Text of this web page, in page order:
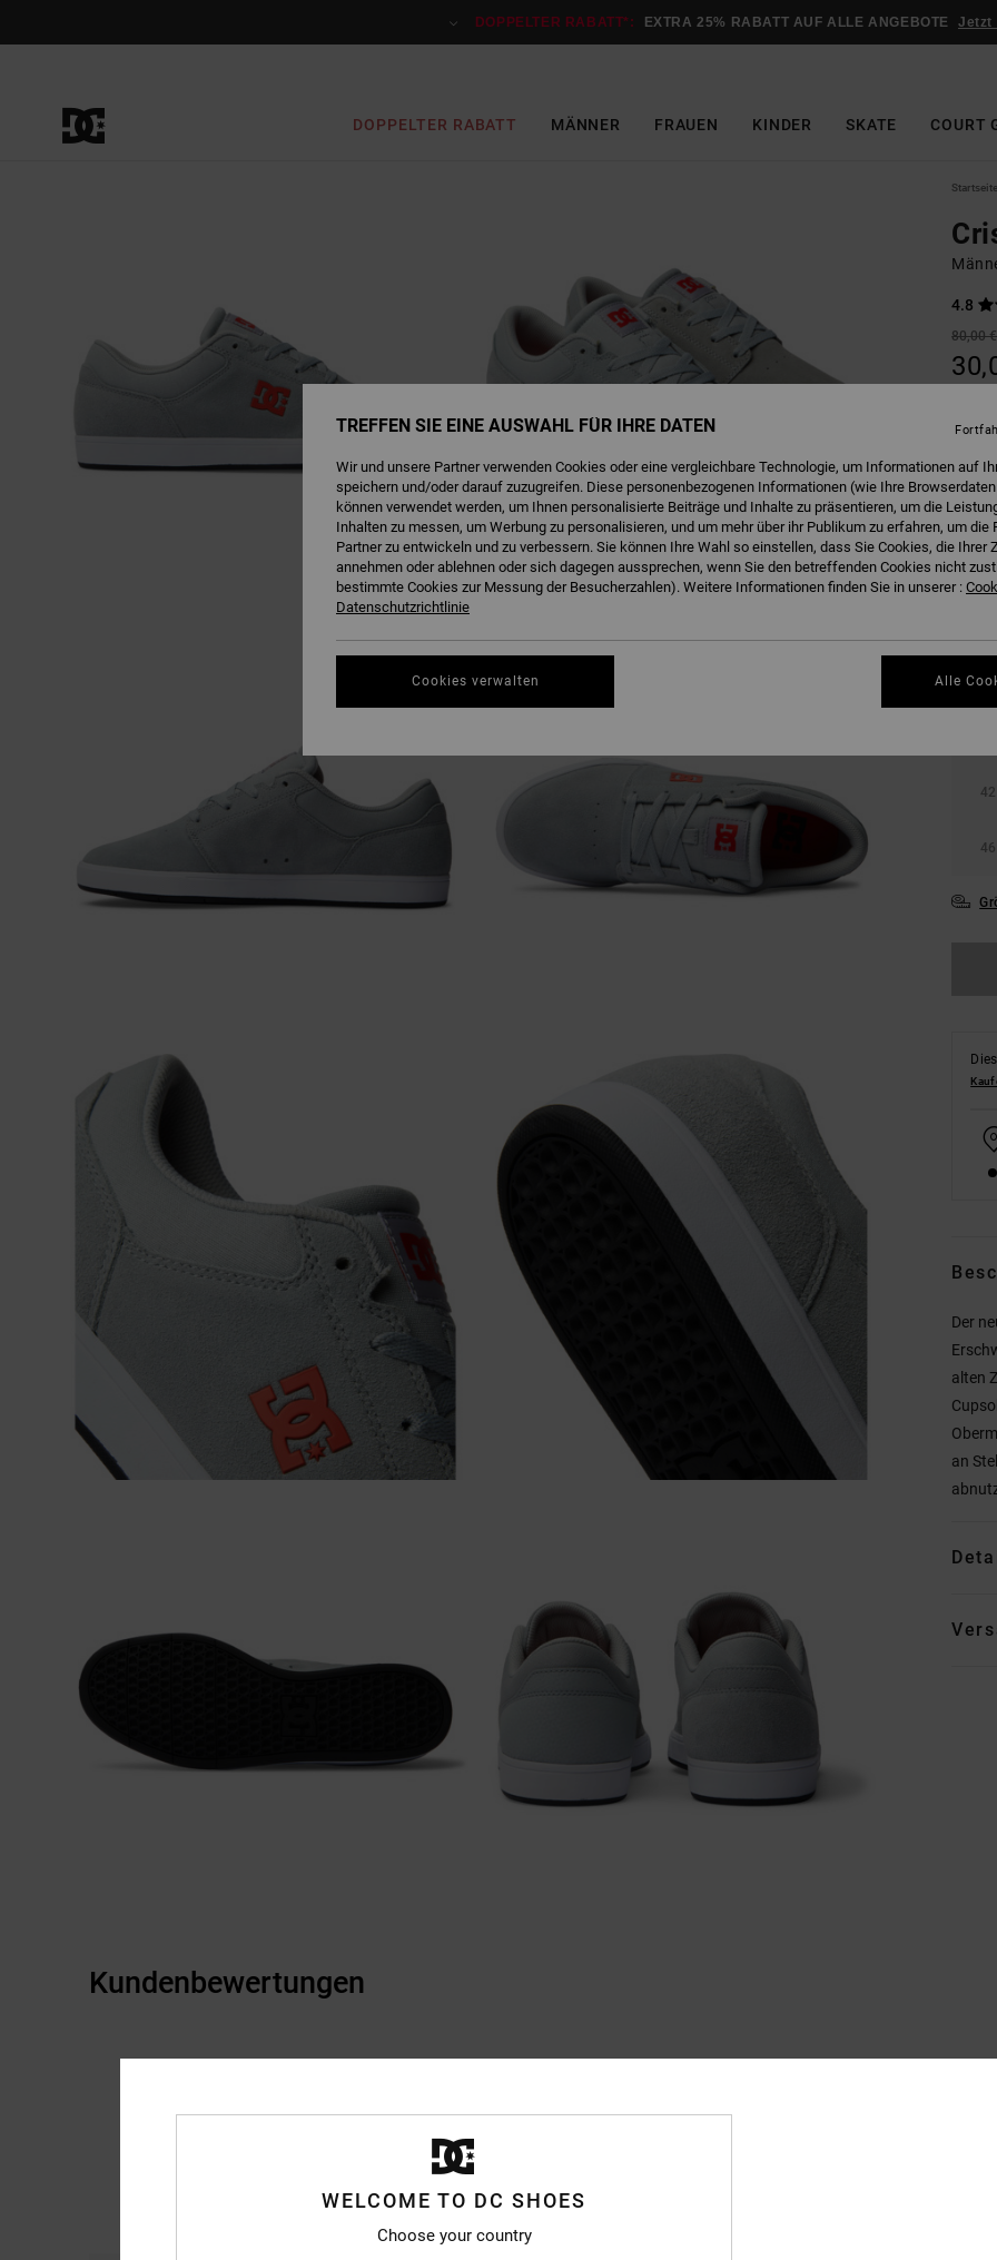
DOPPELTER RABATT*: EXTRA 25% RABATT AUF ALLE ANGEBOTE Jetzt
DOPPELTER RABATT MÄNNER FRAUEN KINDER SKATE COURT
Startseite
4.8
80,00 €
Farbe
42
46
Der
alten
an
Kundenbewertungen
4.8
basierend auf
WELCOME TO DC SHOES
Choose your country
TREFFEN SIE EINE AUSWAHL FÜR IHRE DATEN
Wir und unsere Partner verwenden Cookies oder eine vergleichbare Technologie, um Informationen auf
speichern und/oder darauf zuzugreifen. Diese personenbezogenen Informationen (wie Ihre
können verwendet werden, um Ihnen personalisierte Beiträge und Inhalte zu präsentieren, um die
Inhalten zu messen, um Werbung zu personalisieren, und um mehr über ihr Publikum zu erfahren, um die
Partner zu entwickeln und zu verbessern. Sie können Ihre Wahl so einstellen, dass Sie Cookies, die Ihrer
annehmen oder ablehnen oder sich dagegen aussprechen, wenn Sie den betreffenden Cookies nicht
bestimmte Cookies zur Messung der Besucherzahlen). Weitere Informationen finden Sie in unserer :
Datenschutzrichtlinie
Cookies verwalten Alle